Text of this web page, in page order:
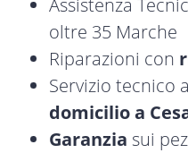
Assistenza
oltre 35 Marche
Riparazioni con
Servizio tecnico
domicilio a
Garanzia sui